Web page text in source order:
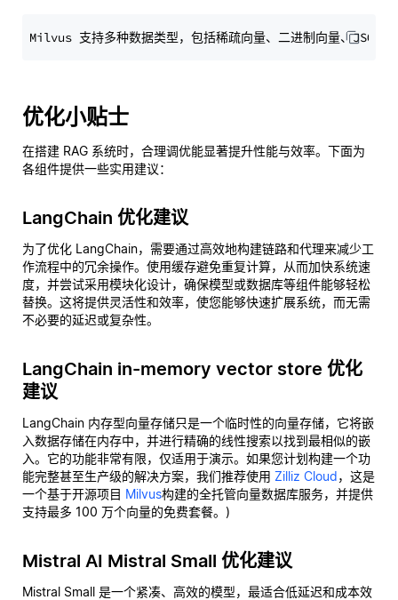
优化小贴士
在搭建 RAG 系统时，合理调优能显著提升性能与效率。下面为
各组件提供一些实用建议：
LangChain 优化建议
为了优化 LangChain，需要通过高效地构建链路和代理来减少工
作流程中的冗余操作。使用缓存避免重复计算，从而加快系统速
度，并尝试采用模块化设计，确保模型或数据库等组件能够轻松
替换。这将提供灵活性和效率，使您能够快速扩展系统，而无需
不必要的延迟或复杂性。
LangChain in-memory vector store 优化
建议
LangChain 内存型向量存储只是一个临时性的向量存储，它将嵌
入数据存储在内存中，并进行精确的线性搜索以找到最相似的嵌
入。它的功能非常有限，仅适用于演示。如果您计划构建一个功
能完整甚至生产级的解决方案，我们推荐使用 Zilliz Cloud，这是
一个基于开源项目 Milvus构建的全托管向量数据库服务，并提供
支持最多 100 万个向量的免费套餐。)
Mistral AI Mistral Small 优化建议
Mistral Small 是一个紧凑、高效的模型，最适合低延迟和成本效